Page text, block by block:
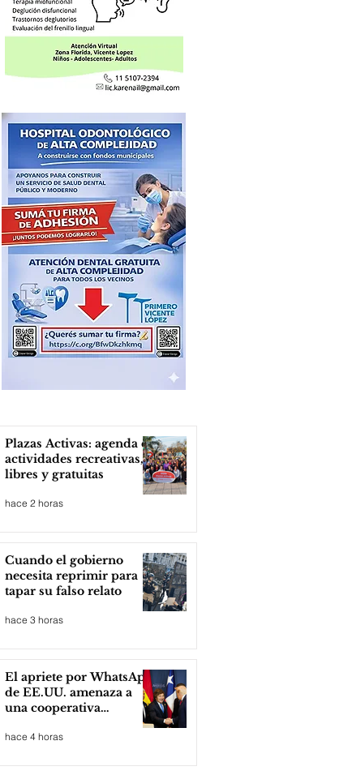
Plazas Activas: agenda de
actividades recreativas,
libres y gratuitas
hace 2 horas
Cuando el gobierno
necesita reprimir para
tapar su falso relato
hace 3 horas
El apriete por WhatsApp
de EE.UU. amenaza a
una cooperativa
argentina para boicotear
a Huawei
hace 4 horas